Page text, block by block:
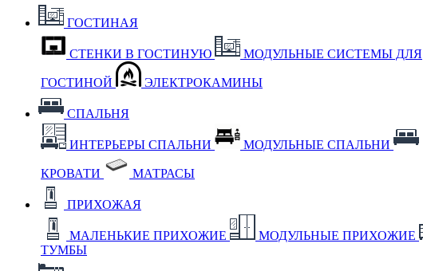
ГОСТИНАЯ
СТЕНКИ В ГОСТИНУЮ МОДУЛЬНЫЕ СИСТЕМЫ ДЛЯ
ГОСТИНОЙ ЭЛЕКТРОКАМИНЫ
СПАЛЬНЯ
ИНТЕРЬЕРЫ СПАЛЬНИ МОДУЛЬНЫЕ СПАЛЬНИ
КРОВАТИ МАТРАСЫ
ПРИХОЖАЯ
МАЛЕНЬКИЕ ПРИХОЖИЕ МОДУЛЬНЫЕ ПРИХОЖИЕ
ТУМБЫ